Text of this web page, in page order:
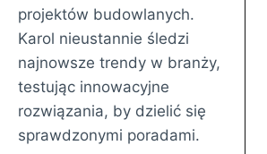
projektów budowlanych.
Karol nieustannie śledzi
najnowsze trendy w branży,
testując innowacyjne
rozwiązania, by dzielić się
sprawdzonymi poradami.